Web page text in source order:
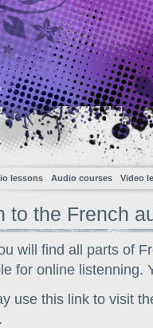
lessons Audio courses Video
to the French
will find all parts of
for online listenning.
use this link to visit
.